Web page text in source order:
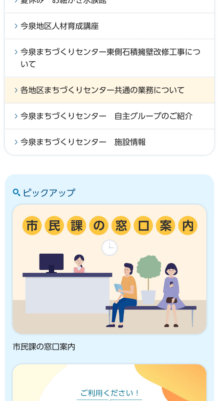
今泉地区人材育成講座
今泉まちづくりセンター東側石積擁壁改修工事につ
いて
各地区まちづくりセンター共通の業務について
今泉まちづくりセンター 自主グループのご紹介
今泉まちづくりセンター 施設情報
ピックアップ
市民課の窓口案内